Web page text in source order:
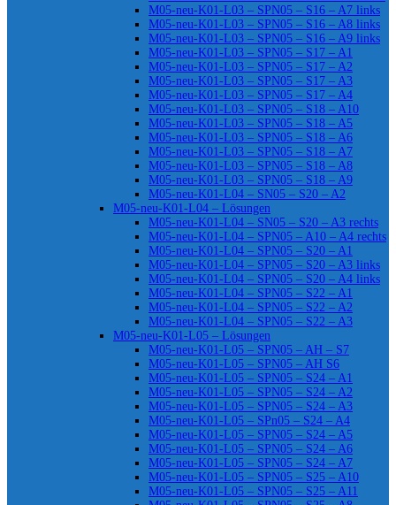
M05-neu-K01-L03 – SPN05 – S16 – A7 links
M05-neu-K01-L03 – SPN05 – S16 – A8 links
M05-neu-K01-L03 – SPN05 – S16 – A9 links
M05-neu-K01-L03 – SPN05 – S17 – A1
M05-neu-K01-L03 – SPN05 – S17 – A2
M05-neu-K01-L03 – SPN05 – S17 – A3
M05-neu-K01-L03 – SPN05 – S17 – A4
M05-neu-K01-L03 – SPN05 – S18 – A10
M05-neu-K01-L03 – SPN05 – S18 – A5
M05-neu-K01-L03 – SPN05 – S18 – A6
M05-neu-K01-L03 – SPN05 – S18 – A7
M05-neu-K01-L03 – SPN05 – S18 – A8
M05-neu-K01-L03 – SPN05 – S18 – A9
M05-neu-K01-L04 – SN05 – S20 – A2
M05-neu-K01-L04 – Lösungen
M05-neu-K01-L04 – SN05 – S20 – A3 rechts
M05-neu-K01-L04 – SPN05 – A10 – A4 rechts
M05-neu-K01-L04 – SPN05 – S20 – A1
M05-neu-K01-L04 – SPN05 – S20 – A3 links
M05-neu-K01-L04 – SPN05 – S20 – A4 links
M05-neu-K01-L04 – SPN05 – S22 – A1
M05-neu-K01-L04 – SPN05 – S22 – A2
M05-neu-K01-L04 – SPN05 – S22 – A3
M05-neu-K01-L05 – Lösungen
M05-neu-K01-L05 – SPN05 – AH – S7
M05-neu-K01-L05 – SPN05 – AH S6
M05-neu-K01-L05 – SPN05 – S24 – A1
M05-neu-K01-L05 – SPN05 – S24 – A2
M05-neu-K01-L05 – SPN05 – S24 – A3
M05-neu-K01-L05 – SPn05 – S24 – A4
M05-neu-K01-L05 – SPN05 – S24 – A5
M05-neu-K01-L05 – SPN05 – S24 – A6
M05-neu-K01-L05 – SPN05 – S24 – A7
M05-neu-K01-L05 – SPN05 – S25 – A10
M05-neu-K01-L05 – SPN05 – S25 – A11